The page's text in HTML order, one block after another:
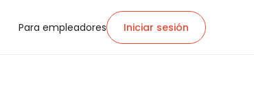
Para empleadores Iniciar sesión